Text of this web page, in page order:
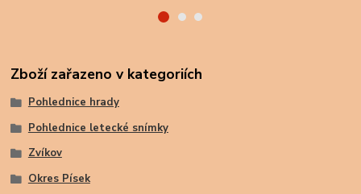
Zboží zařazeno v kategoriích
Pohlednice hrady
Pohlednice letecké snímky
Zvíkov
Okres Písek